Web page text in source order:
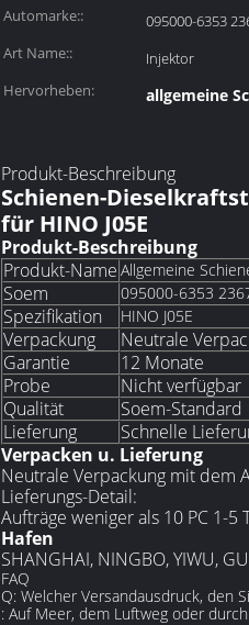
Automarke::
095000-6353
Art Name::
Injektor
Hervorheben:
allgemeine
Produkt-Beschreibung
Schienen-
für HINO J05E
Produkt-Beschreibung
Produkt-Name Allgemeine
Soem 095000-6353
Spezifikation HINO J05E
Verpackung
Neutrale
Garantie
12 Monate
Probe
Nicht verfügbar
Qualität
Soem-Standard
Lieferung
Schnelle
Verpacken u. Lieferung
Neutrale Verpackung mit dem
Lieferungs-Detail:
Aufträge weniger als 10 PC 1-5
Hafen
SHANGHAI, NINGBO, YIWU,
FAQ
Q: Welcher Versandausdruck, den
: Auf Meer, dem Luftweg oder durch